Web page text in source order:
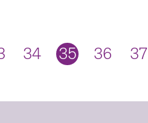
34 35 36 37